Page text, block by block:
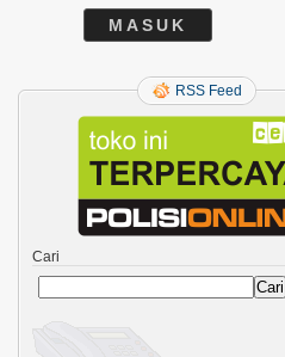
RSS Feed
Cari
Cari